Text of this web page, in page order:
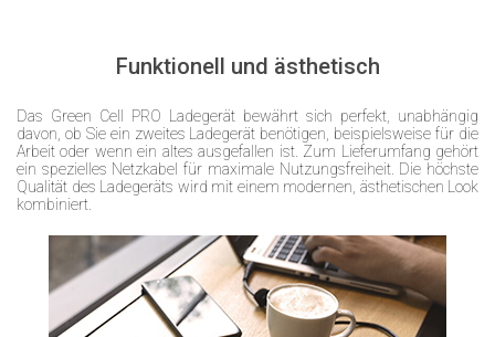
Funktionell und ästhetisch
Das Green Cell PRO Ladegerät bewährt sich perfekt, unabhängig
davon, ob Sie ein zweites Ladegerät benötigen, beispielsweise für die
Arbeit oder wenn ein altes ausgefallen ist. Zum Lieferumfang gehört
ein spezielles Netzkabel für maximale Nutzungsfreiheit. Die höchste
Qualität des Ladegeräts wird mit einem modernen, ästhetischen Look
kombiniert.